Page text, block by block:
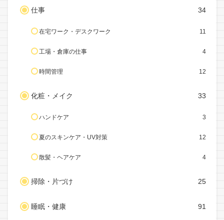
仕事 34
在宅ワーク・デスクワーク 11
工場・倉庫の仕事 4
時間管理 12
化粧・メイク 33
ハンドケア 3
夏のスキンケア・UV対策 12
散髪・ヘアケア 4
掃除・片づけ 25
睡眠・健康 91